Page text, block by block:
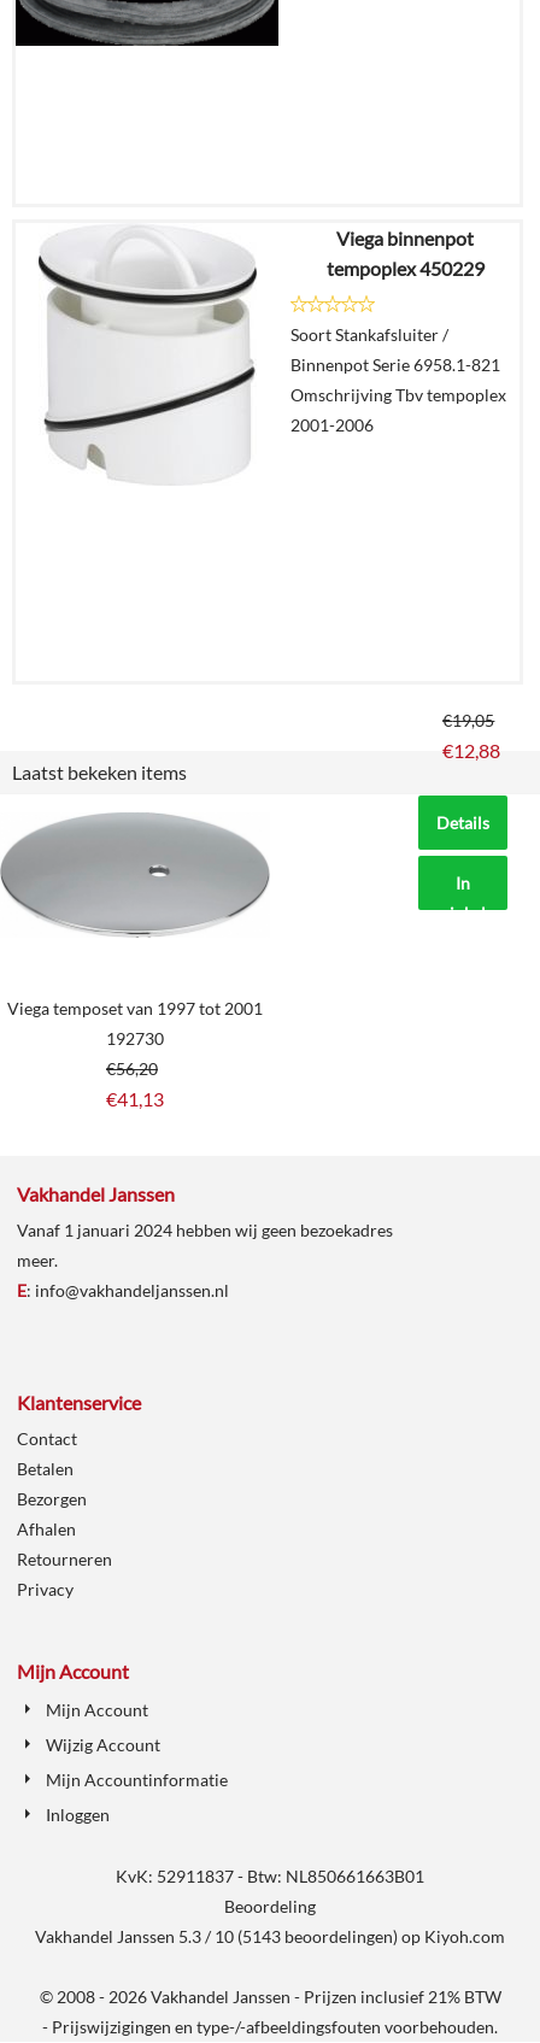
€16,92
€11,58
Details
In
Viega binnenpot
tempoplex 450229
Soort Stankafsluiter /
Binnenpot Serie 6958.1-821
Omschrijving Tbv tempoplex
2001-2006
€19,05
€12,88
Details
In
winkelmand
Laatst bekeken items
Viega temposet van 1997 tot 2001
192730
€56,20
€41,13
Vakhandel Janssen
Vanaf 1 januari 2024 hebben wij geen bezoekadres
meer.
E: info@vakhandeljanssen.nl
Klantenservice
Contact
Betalen
Bezorgen
Afhalen
Retourneren
Privacy
Mijn Account
Mijn Account
Wijzig Account
Mijn Accountinformatie
Inloggen
KvK: 52911837 - Btw: NL850661663B01
Beoordeling
Vakhandel Janssen 5.3/10 (5143 beoordelingen) op Kiyoh.com
© 2008 - 2026 Vakhandel Janssen - Prijzen inclusief 21% BTW
- Prijswijzigingen en type-/-afbeeldingsfouten voorbehouden.